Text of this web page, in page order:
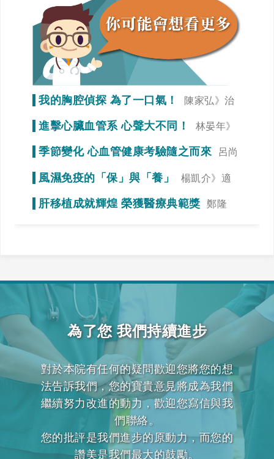
我的胸腔偵探 為了一口氣！
陳家弘》治
療是為了未來生活品質
進擊心臟血管系 心聲大不同！
林晏年》
調整生活習慣「心」事就變少！
季節變化 心血管健康考驗隨之而來
呂尚
謁》冠狀動脈狹窄初期症狀不明顯
風濕免疫的「保」與「養」
楊凱介》適
當運動，達到調整免疫力的效果
肝移植成就輝煌 榮獲醫療典範獎
鄭隆
為了您 我們持續進步
對於本院有任何的疑問歡迎您將您的想
法告訴我們，您的寶貴意見將成為我們
繼續努力改進的動力，歡迎您寫信與我
們聯絡。
您的批評是我們進步的原動力，而您的
讚美是我們最大的鼓勵。